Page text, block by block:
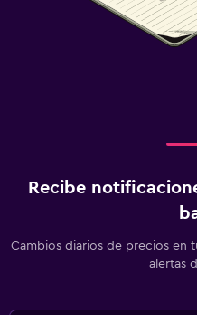
Recibe
Cambios diarios de precios en
alertas